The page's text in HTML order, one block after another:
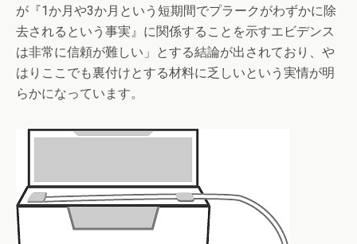
が『1か月や3か月という短期間でプラークがわずかに除
去されるという事実』に関係することを示すエビデンス
は非常に信頼が難しい」とする結論が出されており、や
はりここでも裏付けとする材料に乏しいという実情が明
らかになっています。